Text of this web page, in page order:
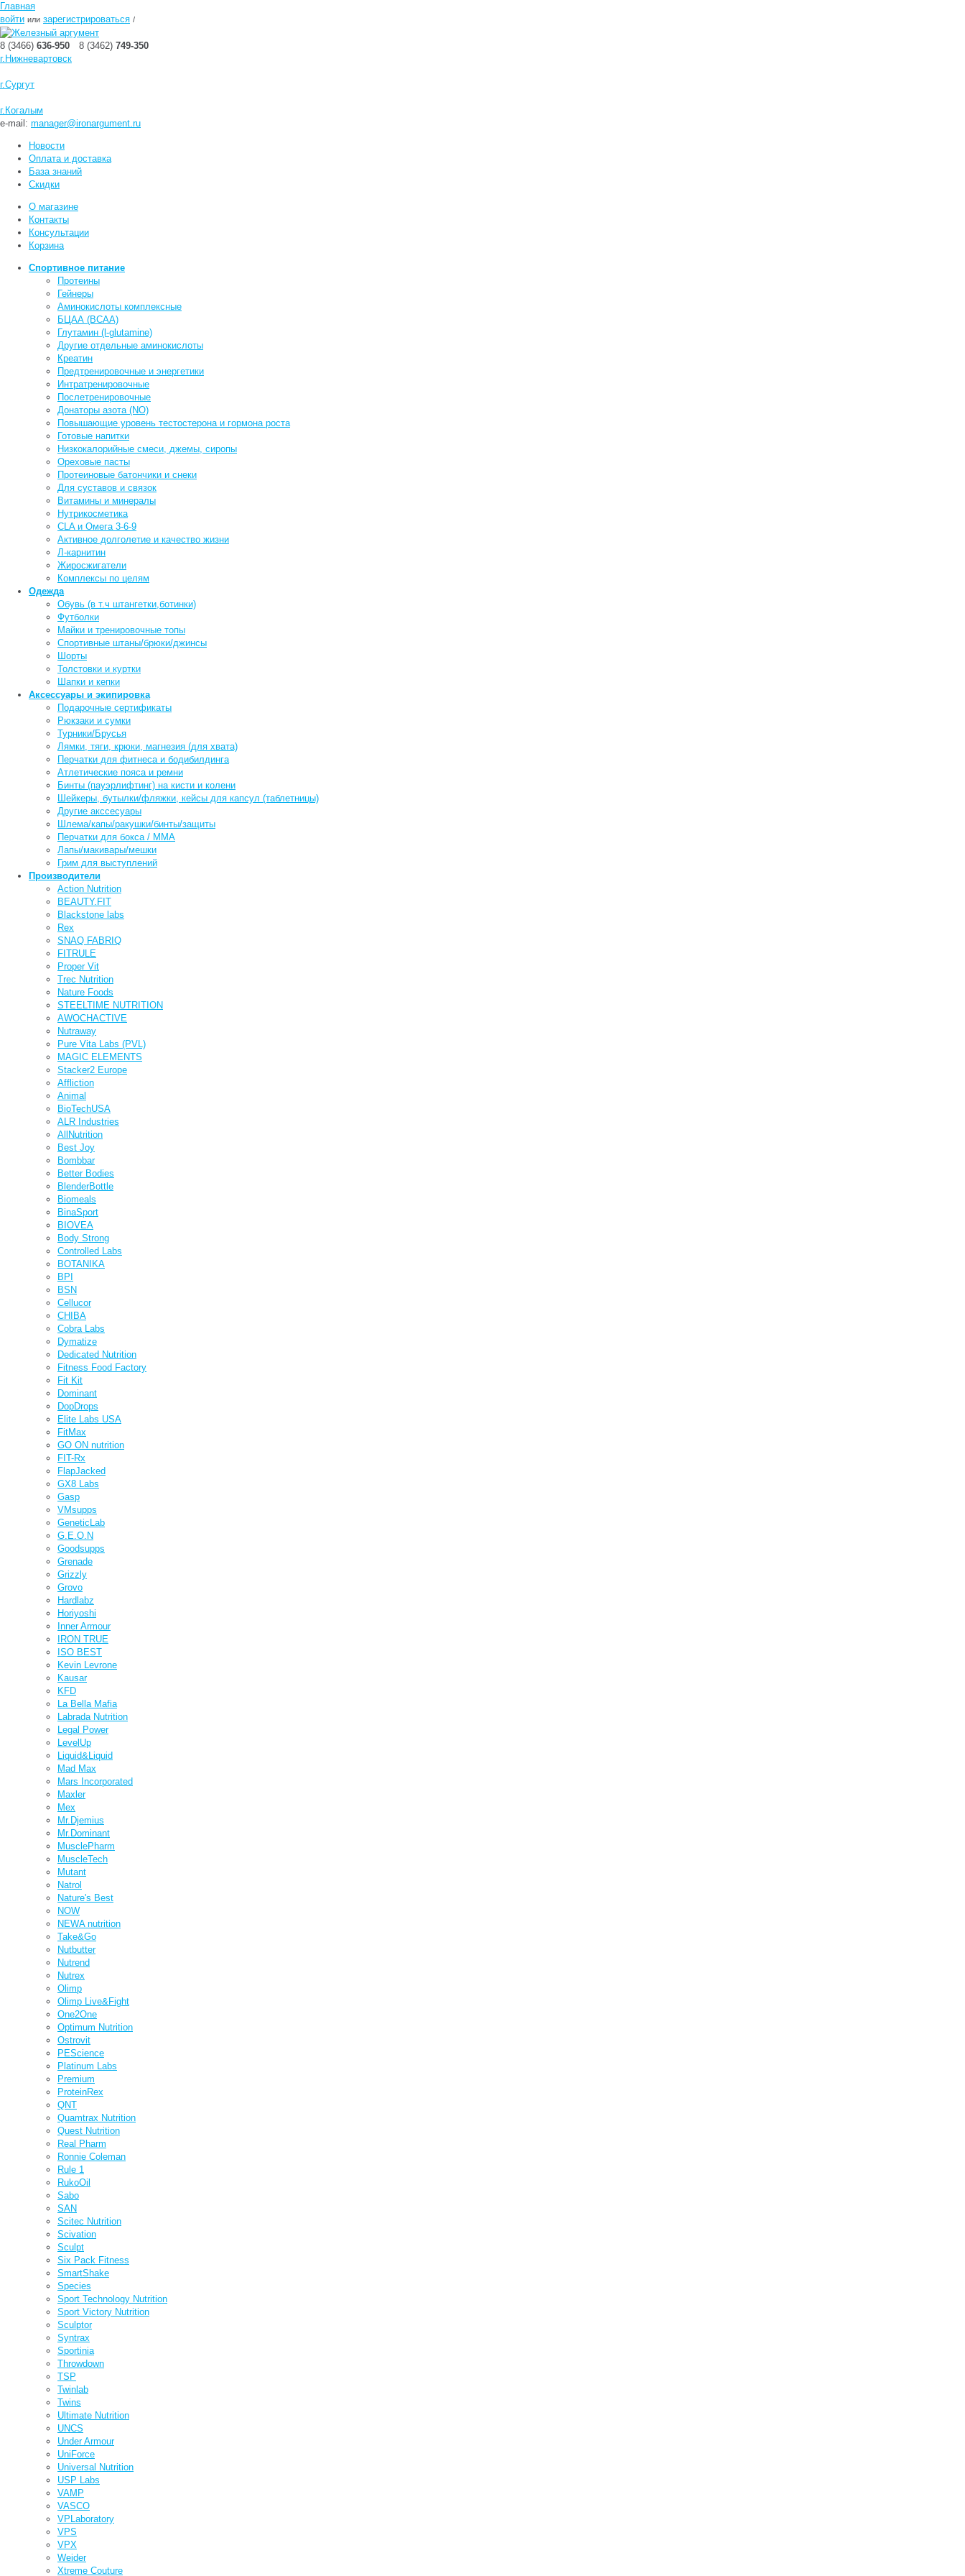
Главная
войти или зарегистрироваться /
8 (3466) 636-950 8 (3462) 749-350
г.Нижневартовск
г.Сургут
г.Когалым
e-mail: manager@ironargument.ru
Новости
Оплата и доставка
База знаний
Скидки
О магазине
Контакты
Консультации
Корзина
Спортивное питание
Протеины
Гейнеры
Аминокислоты комплексные
БЦАА (BCAA)
Глутамин (l-glutamine)
Другие отдельные аминокислоты
Креатин
Предтренировочные и энергетики
Интратренировочные
Послетренировочные
Донаторы азота (NO)
Повышающие уровень тестостерона и гормона роста
Готовые напитки
Низкокалорийные смеси, джемы, сиропы
Ореховые пасты
Протеиновые батончики и снеки
Для суставов и связок
Витамины и минералы
Нутрикосметика
CLA и Омега 3-6-9
Активное долголетие и качество жизни
Л-карнитин
Жиросжигатели
Комплексы по целям
Одежда
Обувь (в т.ч штангетки,ботинки)
Футболки
Майки и тренировочные топы
Спортивные штаны/брюки/джинсы
Шорты
Толстовки и куртки
Шапки и кепки
Аксессуары и экипировка
Подарочные сертификаты
Рюкзаки и сумки
Турники/Брусья
Лямки, тяги, крюки, магнезия (для хвата)
Перчатки для фитнеса и бодибилдинга
Атлетические пояса и ремни
Бинты (пауэрлифтинг) на кисти и колени
Шейкеры, бутылки/фляжки, кейсы для капсул (таблетницы)
Другие акссесуары
Шлема/капы/ракушки/бинты/защиты
Перчатки для бокса / ММА
Лапы/макивары/мешки
Грим для выступлений
Производители
Action Nutrition
BEAUTY.FIT
Blackstone labs
Rex
SNAQ FABRIQ
FITRULE
Proper Vit
Trec Nutrition
Nature Foods
STEELTIME NUTRITION
AWOCHACTIVE
Nutraway
Pure Vita Labs (PVL)
MAGIC ELEMENTS
Stacker2 Europe
Affliction
Animal
BioTechUSA
ALR Industries
AllNutrition
Best Joy
Bombbar
Better Bodies
BlenderBottle
Biomeals
BinaSport
BIOVEA
Body Strong
Controlled Labs
BOTANIKA
BPI
BSN
Cellucor
CHIBA
Cobra Labs
Dymatize
Dedicated Nutrition
Fitness Food Factory
Fit Kit
Dominant
DopDrops
Elite Labs USA
FitMax
GO ON nutrition
FIT-Rx
FlapJacked
GX8 Labs
Gasp
VMsupps
GeneticLab
G.E.O.N
Goodsupps
Grenade
Grizzly
Grovo
Hardlabz
Horiyoshi
Inner Armour
IRON TRUE
ISO BEST
Kevin Levrone
Kausar
KFD
La Bella Mafia
Labrada Nutrition
Legal Power
LevelUp
Liquid&Liquid
Mad Max
Mars Incorporated
Maxler
Mex
Mr.Djemius
Mr.Dominant
MusclePharm
MuscleTech
Mutant
Natrol
Nature's Best
NOW
NEWA nutrition
Take&Go
Nutbutter
Nutrend
Nutrex
Olimp
Olimp Live&Fight
One2One
Optimum Nutrition
Ostrovit
PEScience
Platinum Labs
Premium
ProteinRex
QNT
Quamtrax Nutrition
Quest Nutrition
Real Pharm
Ronnie Coleman
Rule 1
RukoOil
Sabo
SAN
Scitec Nutrition
Scivation
Sculpt
Six Pack Fitness
SmartShake
Species
Sport Technology Nutrition
Sport Victory Nutrition
Sculptor
Syntrax
Sportinia
Throwdown
TSP
Twinlab
Twins
Ultimate Nutrition
UNCS
Under Armour
UniForce
Universal Nutrition
USP Labs
VAMP
VASCO
VPLaboratory
VPS
VPX
Weider
Xtreme Couture